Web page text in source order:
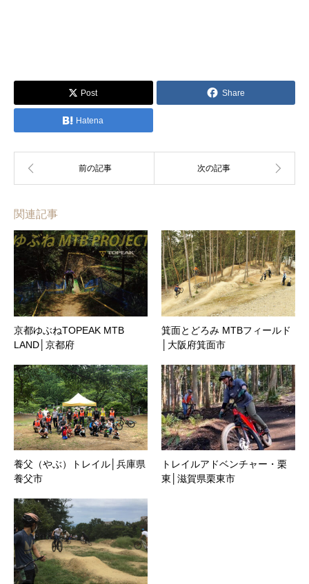
Post Share
Hatena
関連記事
京都ゆぶねTOPEAK MTB
LAND│京都府
箕面とどろみ MTBフィールド
│大阪府箕面市
養父（やぶ）トレイル│兵庫県
養父市
トレイルアドベンチャー・栗
東│滋賀県栗東市